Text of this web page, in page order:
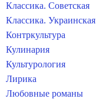
Классика. Советская
Классика. Украинская
Контркультура
Кулинария
Культурология
Лирика
Любовные романы